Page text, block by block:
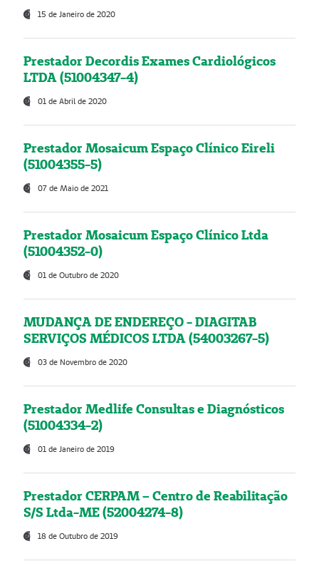
15 de Janeiro de 2020
Prestador Decordis Exames Cardiológicos
LTDA (51004347-4)
01 de Abril de 2020
Prestador Mosaicum Espaço Clínico Eireli
(51004355-5)
07 de Maio de 2021
Prestador Mosaicum Espaço Clínico Ltda
(51004352-0)
01 de Outubro de 2020
MUDANÇA DE ENDEREÇO - DIAGITAB
SERVIÇOS MÉDICOS LTDA (54003267-5)
03 de Novembro de 2020
Prestador Medlife Consultas e Diagnósticos
(51004334-2)
01 de Janeiro de 2019
Prestador CERPAM – Centro de Reabilitação
S/S Ltda-ME (52004274-8)
18 de Outubro de 2019